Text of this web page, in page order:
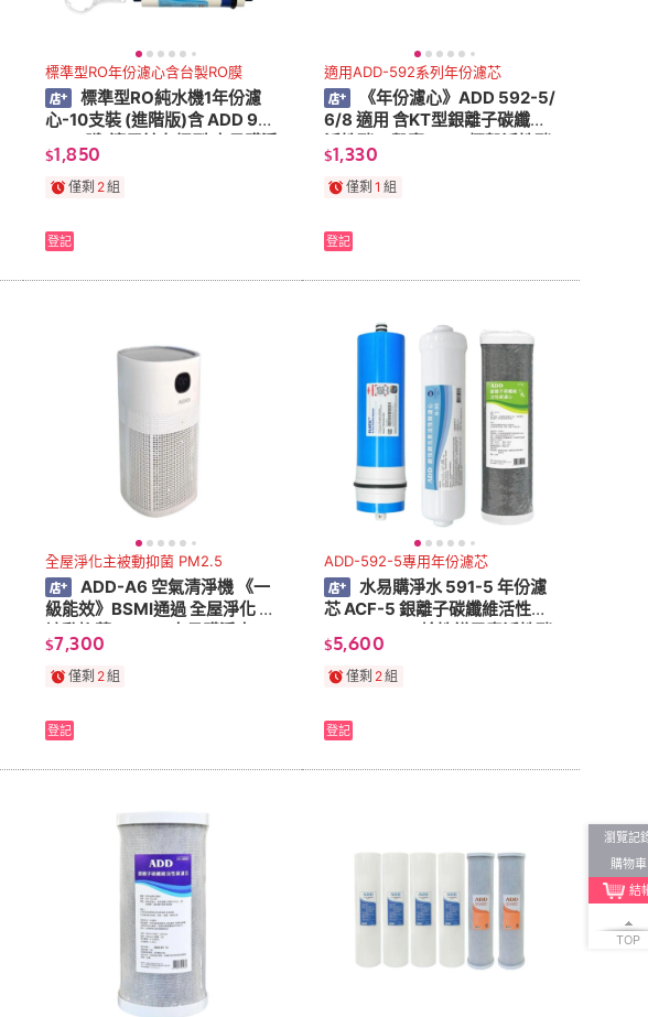
標準型RO年份濾心含台製RO膜
標準型RO純水機1年份濾
心-10支裝 (進階版)含 ADD 90
G RO膜-適用於有桶型 水易購淨
水
$1,850
僅剩 2組
登記
適用ADD-592系列年份濾芯
《年份濾心》ADD 592-5/
6/8 適用 含KT型銀離子碳纖維
活性碳 + 聲寶KT33椰殼活性碳
《水易購淨水》
$1,330
僅剩 1 組
登記
全屋淨化主被動抑菌 PM2.5
ADD-A6 空氣清淨機 《一
級能效》BSMI通過 全屋淨化 主
被動抑菌 PM2.5 水易購淨水
$7,300
僅剩 2組
登記
ADD-592-5專用年份濾芯
水易購淨水 591-5 年份濾
芯 ACF-5 銀離子碳纖維活性碳
+ ADD H-90鹼性鎂元素活性碳
+美國500GRO膜
$5,600
僅剩 2組
登記
瀏覽記
購物車
結
TOP